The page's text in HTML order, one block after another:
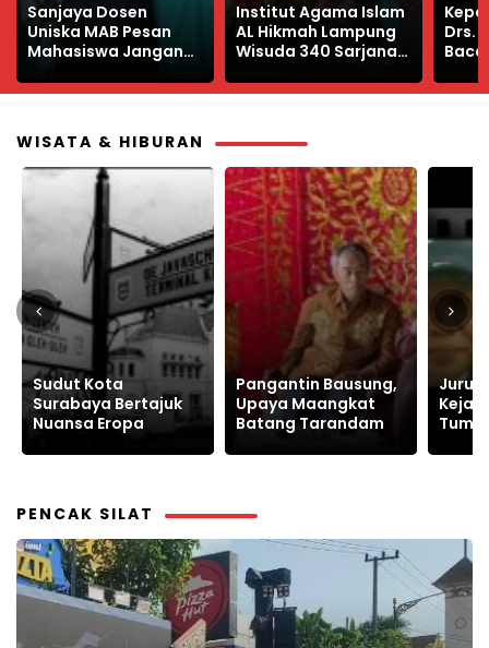
Institut Agama Islam
AL Hikmah Lampung
Wisuda 340 Sarjana
Kepala Dinas PMPTSP
Drs. Nuryadin
Bacakan Sambutan
Wisuda IAI Al Hikmah
Libur
WISATA & HIBURAN
Pangantin Bausung,
Upaya Maangkat
Batang Tarandam
Jurus Kodok Ngorek,
Kejahatan Itu Pasti
Tumbang pada
Ketua
PENCAK SILAT